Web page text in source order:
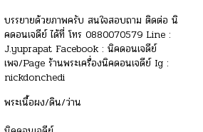
บรรยายด้วยภาพครับ สนใจสอบถาม ติดต่อ นิ
คดอนเจดีย์ ได้ที่ โทร 0880070579 Line :
J.yuprapat Facebook : นิคดอนเจดีย์
เพจ/Page ร้านพระเครื่องนิคดอนเจดีย์ Ig :
nickdonchedi
พระเนื้อผง/ดิน/ว่าน